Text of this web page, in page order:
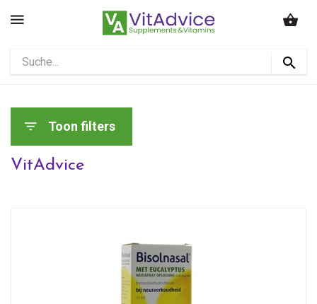
Toon filters
VitAdvice